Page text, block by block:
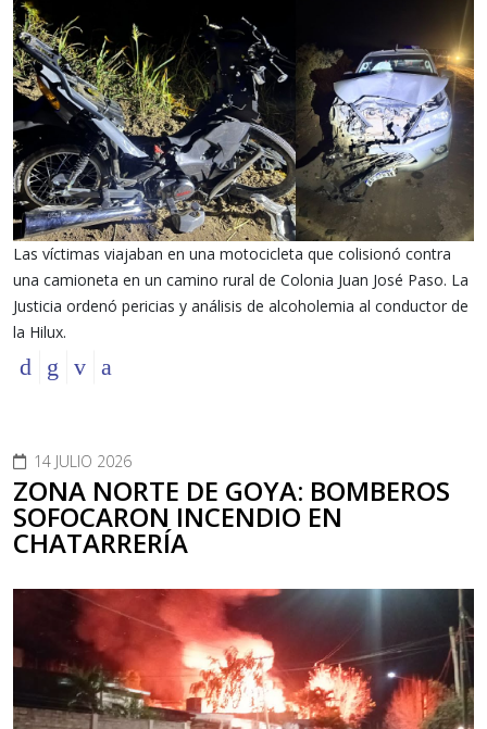
Las víctimas viajaban en una motocicleta que colisionó contra
una camioneta en un camino rural de Colonia Juan José Paso. La
Justicia ordenó pericias y análisis de alcoholemia al conductor de
la Hilux.
14 JULIO 2026
ZONA NORTE DE GOYA: BOMBEROS
SOFOCARON INCENDIO EN
CHATARRERÍA